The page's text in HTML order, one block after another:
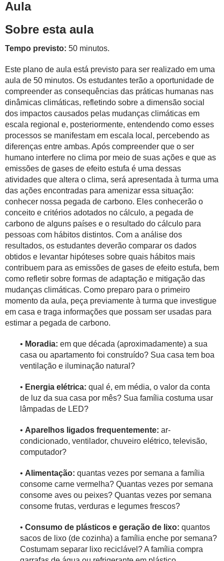
Aula
Sobre esta aula
Tempo previsto: 50 minutos.
Este plano de aula está previsto para ser realizado em uma
aula de 50 minutos. Os estudantes terão a oportunidade de
compreender as consequências das práticas humanas nas
dinâmicas climáticas, refletindo sobre a dimensão social
dos impactos causados pelas mudanças climáticas em
escala regional e, posteriormente, entendendo como esses
processos se manifestam em escala local, percebendo as
diferenças entre ambas. Após compreender que o ser
humano interfere no clima por meio de suas ações e que as
emissões de gases de efeito estufa é uma dessas
atividades que altera o clima, será apresentada à turma uma
das ações encontradas para amenizar essa situação:
conhecer nossa pegada de carbono. Eles conhecerão o
conceito e critérios adotados no cálculo, a pegada de
carbono de alguns países e o resultado do cálculo para
pessoas com hábitos distintos. Com a análise dos
resultados, os estudantes deverão comparar os dados
obtidos e levantar hipóteses sobre quais hábitos mais
contribuem para as emissões de gases de efeito estufa, bem
como refletir sobre formas de adaptação e mitigação das
mudanças climáticas. Como preparo para o primeiro
momento da aula, peça previamente à turma que investigue
em casa e traga informações que possam ser usadas para
estimar a pegada de carbono.
• Moradia: em que década (aproximadamente) a sua
casa ou apartamento foi construído? Sua casa tem boa
ventilação e iluminação natural?
• Energia elétrica: qual é, em média, o valor da conta
de luz da sua casa por mês? Sua família costuma usar
lâmpadas de LED?
• Aparelhos ligados frequentemente: ar-
condicionado, ventilador, chuveiro elétrico, televisão,
computador?
• Alimentação: quantas vezes por semana a família
consome carne vermelha? Quantas vezes por semana
consome aves ou peixes? Quantas vezes por semana
consome frutas, verduras e legumes frescos?
• Consumo de plásticos e geração de lixo: quantos
sacos de lixo (de cozinha) a família enche por semana?
Costumam separar lixo reciclável? A família compra